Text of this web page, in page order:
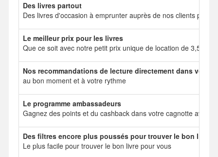
Des livres partout
Des livres d'occasion à emprunter auprès de nos clients
Le meilleur prix pour les livres
Que ce soit avec notre petit prix unique de location de 3,50
Nos recommandations de lecture directement dans votre
au bon moment et à votre rythme
Le programme ambassadeurs
Gagnez des points et du cashback dans votre cagnotte avec
Des filtres encore plus poussés pour trouver le bon livre
Le plus facile pour trouver le bon livre pour vous